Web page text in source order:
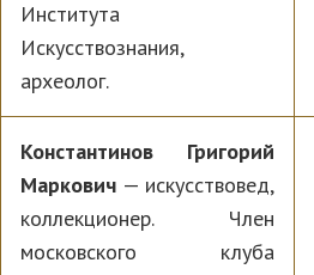
Института
Искусствознания,
археолог.
Константинов Григорий
Маркович — искусствовед,
коллекционер. Член
московского клуба